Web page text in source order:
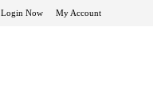
Login Now My Account